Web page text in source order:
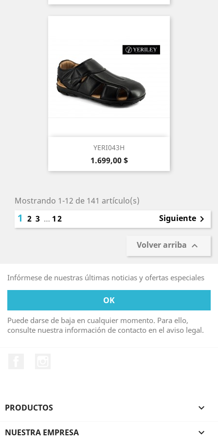
YERI043H
Precio
1.699,00 $
Mostrando 1-12 de 141 artículo(s)
1 2 3 … 12 Siguiente 
Volver arriba 
Infórmese de nuestras últimas noticias y ofertas especiales
Puede darse de baja en cualquier momento. Para ello,
consulte nuestra información de contacto en el aviso legal.
PRODUCTOS 
NUESTRA EMPRESA 